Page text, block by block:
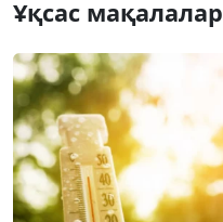
Ұқсас мақалалар